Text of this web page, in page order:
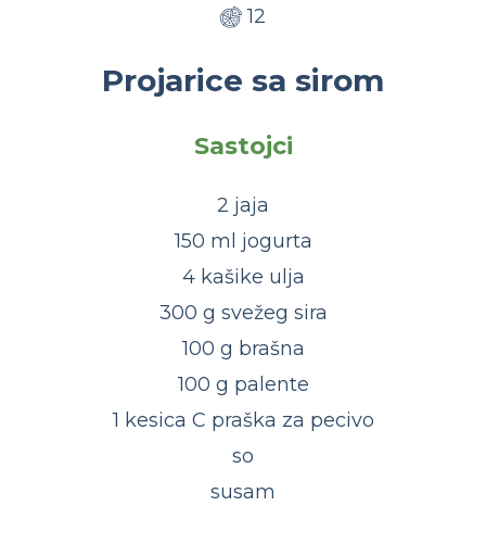
12
Projarice sa sirom
Sastojci
2 jaja
150 ml jogurta
4 kašike ulja
300 g svežeg sira
100 g brašna
100 g palente
1 kesica C praška za pecivo
so
susam